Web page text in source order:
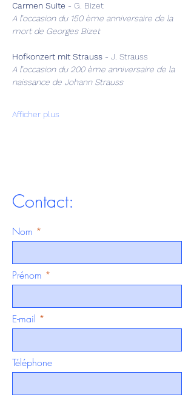
Carmen Suite - G. Bizet
A l’occasion du 150 ème anniversaire de la
mort de Georges Bizet
Hofkonzert mit Strauss - J. Strauss
A l’occasion du 200 ème anniversaire de la
naissance de Johann Strauss
Afficher plus
Contact:
Nom
Prénom
E-mail
Téléphone